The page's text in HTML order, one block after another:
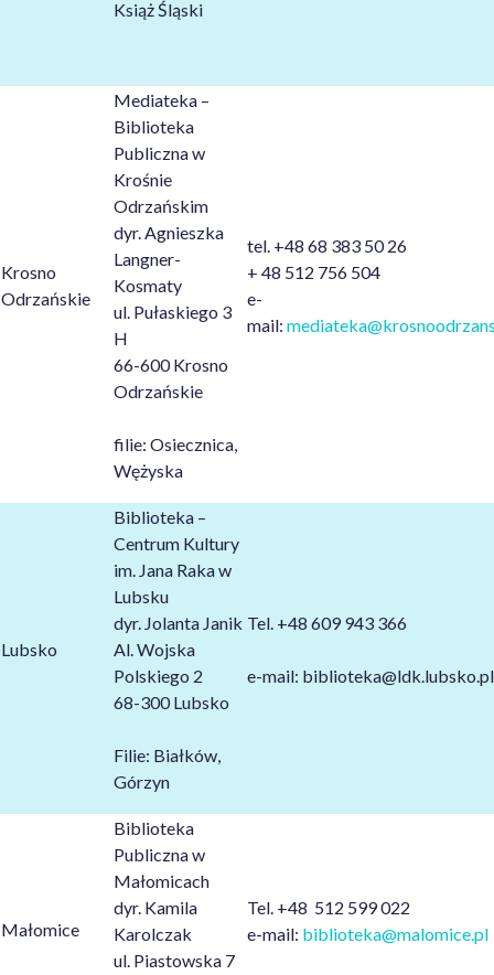
Książ Śląski
Krosno
Odrzańskie
Mediateka –
Biblioteka
Publiczna w
Krośnie
Odrzańskim
dyr. Agnieszka
Langner-
Kosmaty
ul. Pułaskiego 3
H
66-600 Krosno
Odrzańskie
filie: Osiecznica,
Wężyska
tel. +48 68 383 50 26
+ 48 512 756 504
e-
mail:
Lubsko
Biblioteka –
Centrum Kultury
im. Jana Raka w
Lubsku
dyr. Jolanta Janik
Al. Wojska
Polskiego 2
68-300 Lubsko
Filie: Białków,
Górzyn
Tel. +48 609 943 366
e-mail: biblioteka@ldk.lubsko.pl
Małomice
Biblioteka
Publiczna w
Małomicach
dyr. Kamila
Karolczak
ul. Piastowska 7
Tel. +48 512 599 022
e-mail: biblioteka@malomice.pl